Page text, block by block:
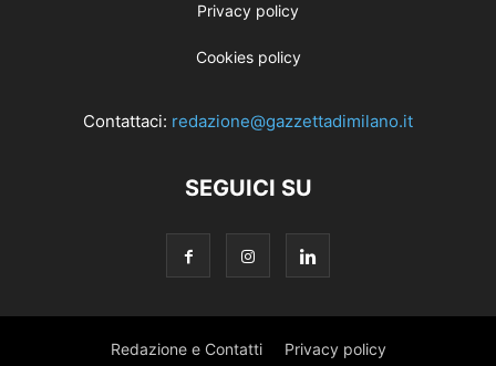
Privacy policy
Cookies policy
Contattaci: redazione@gazzettadimilano.it
SEGUICI SU
Redazione e Contatti Privacy policy